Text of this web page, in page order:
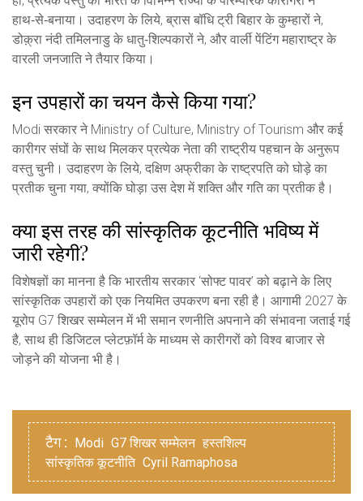
हाथ‑से‑बनाया। उदाहरण के लिये, ब्रास बॉधि ट्री बिहार के कुम्हारों ने,
डोक़्रा नंदी तमिलनाडु के धातु‑शिल्पकारों ने, और वार्ली पेंटिंग महाराष्ट्र के
वारली जनजाति ने तैयार किया।
इन उपहारों का चयन कैसे किया गया?
Modi सरकार ने Ministry of Culture, Ministry of Tourism और कई
कारीगर संघों के साथ मिलकर प्रत्येक नेता की राष्ट्रीय पहचान के अनुरूप
वस्तु चुनी। उदाहरण के लिये, दक्षिण अफ्रीका के राष्ट्रपति को घोड़े का
प्रतीक चुना गया, क्योंकि घोड़ा उस देश में शक्ति और गति का प्रतीक है।
क्या इस तरह की सांस्कृतिक कूटनीति भविष्य में
जारी रहेगी?
विशेषज्ञों का मानना है कि भारतीय सरकार ‘सोफ्ट पावर’ को बढ़ाने के लिए
सांस्कृतिक उपहारों को एक नियमित उपकरण बना रही है। आगामी 2027 के
यूरोप G7 शिखर सम्मेलन में भी समान रणनीति अपनाने की संभावना जताई गई
है, साथ ही डिजिटल प्लेटफ़ॉर्म के माध्यम से कारीगरों को विश्व बाजार से
जोड़ने की योजना भी है।
टैग : Modi G7 शिखर सम्मेलन हस्तशिल्प
सांस्कृतिक कूटनीति Cyril Ramaphosa